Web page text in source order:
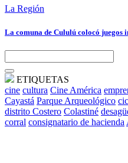
La Región
La comuna de Cululú colocó juegos
ETIQUETAS
cine cultura Cine América
Cayastá Parque Arqueológico
distrito Costero Colastiné
corral consignatario de hacienda